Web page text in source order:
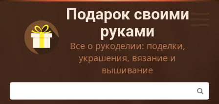
Перейти
контенту
Подарок своими
руками
Все о рукоделии: поделки,
украшения, вязание и
вышивание
Поиск: